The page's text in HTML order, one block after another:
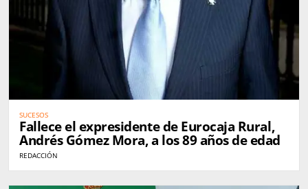
SUCESOS
Fallece el expresidente de Eurocaja Rural,
Andrés Gómez Mora, a los 89 años de edad
REDACCIÓN